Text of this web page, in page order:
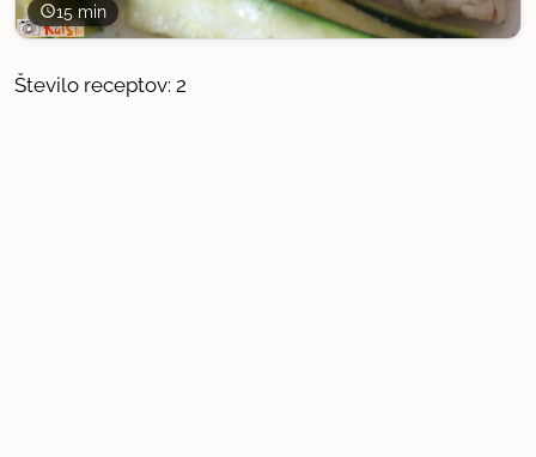
15 min
Število receptov: 2